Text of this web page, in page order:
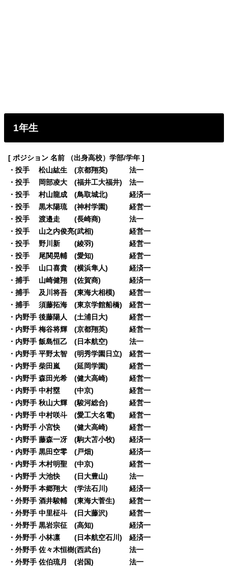
1年生
[ ポジション 名前 （出身高校）学部/学年 ]
・投手 松山紘生 (京都翔英) 法一
・投手 岡部凌大 (福井工大福井) 法一
・投手 村山龍成 (鳥取城北) 経済一
・投手 黒木陽琉 (神村学園) 経営一
・投手 渡邉走 (長崎商) 法一
・投手 山之内俊亮(武相) 経営一
・投手 野川新 (綾羽) 経営一
・投手 尾関晃輔 (愛知) 経営一
・投手 山口喜貴 (横浜隼人) 経済一
・捕手 山崎健翔 (佐賀商) 経済一
・捕手 及川将吾 (東海大相模) 経営一
・捕手 須藤拓海 (東京学館船橋) 経営一
・内野手 後藤陽人 (土浦日大) 経営一
・内野手 梅谷将輝 (京都翔英) 経営一
・内野手 飯島恒乙 (日本航空) 法一
・内野手 平野太智 (明秀学園日立) 経営一
・内野手 柴田嵐 (延岡学園) 経営一
・内野手 森田光希 (健大高崎) 経営一
・内野手 中村塁 (中京) 経営一
・内野手 秋山大輝 (駿河総合) 経営一
・内野手 中村咲斗 (愛工大名電) 経営一
・内野手 小宮快 (健大高崎) 経営一
・内野手 藤森一冴 (駒大苫小牧) 経済一
・内野手 黒田空零 (戸畑) 経済一
・内野手 木村明聖 (中京) 経営一
・内野手 大池快 (日大豊山) 法一
・外野手 本郷翔大 (学法石川) 経済一
・外野手 酒井駿輔 (東海大菅生) 経営一
・外野手 中里柾斗 (日大藤沢) 経営一
・外野手 黒岩宗征 (高知) 経済一
・外野手 小林凛 (日本航空石川) 経済一
・外野手 佐々木恒樹(西武台) 法一
・外野手 佐伯琉月 (岩国) 法一